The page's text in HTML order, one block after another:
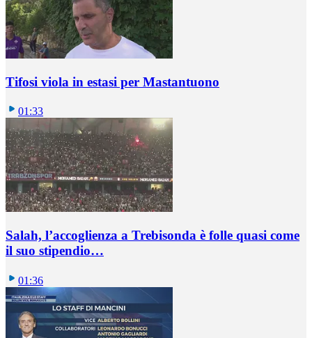
Tifosi viola in estasi per Mastantuono
01:33
Salah, l’accoglienza a Trebisonda è folle quasi come
il suo stipendio…
01:36